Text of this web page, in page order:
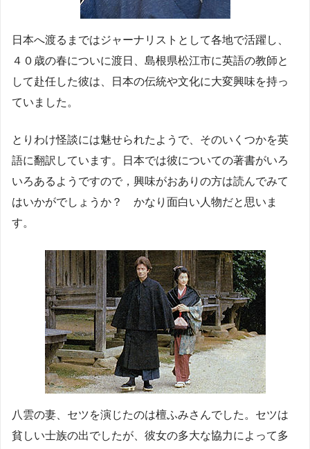
日本へ渡るまではジャーナリストとして各地で活躍し、
４０歳の春についに渡日、島根県松江市に英語の教師と
して赴任した彼は、日本の伝統や文化に大変興味を持っ
ていました。
とりわけ怪談には魅せられたようで、そのいくつかを英
語に翻訳しています。日本では彼についての著書がいろ
いろあるようですので，興味がおありの方は読んでみて
はいかがでしょうか？ かなり面白い人物だと思いま
す。
八雲の妻、セツを演じたのは檀ふみさんでした。セツは
貧しい士族の出でしたが、彼女の多大な協力によって多